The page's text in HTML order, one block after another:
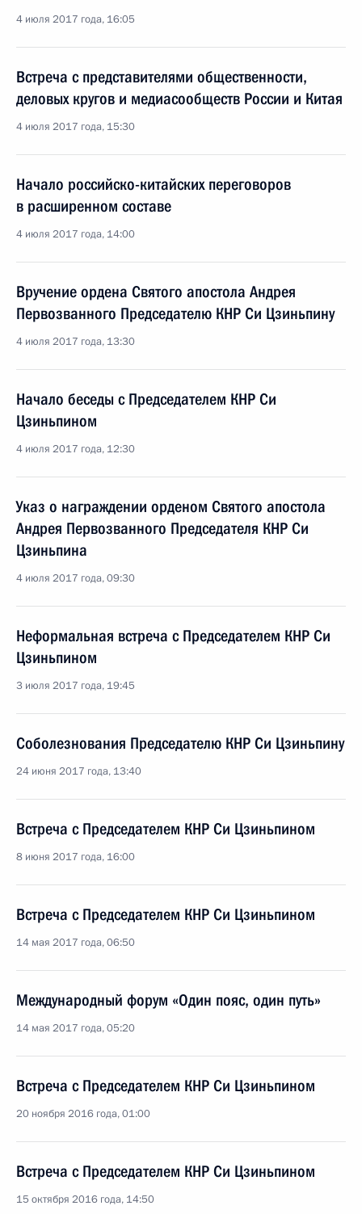
4 июля 2017 года, 16:05
Встреча с представителями общественности,
деловых кругов и медиасообществ России и Китая
4 июля 2017 года, 15:30
Начало российско-китайских переговоров
в расширенном составе
4 июля 2017 года, 14:00
Вручение ордена Святого апостола Андрея
Первозванного Председателю КНР Си Цзиньпину
4 июля 2017 года, 13:30
Начало беседы с Председателем КНР Си
Цзиньпином
4 июля 2017 года, 12:30
Указ о награждении орденом Святого апостола
Андрея Первозванного Председателя КНР Си
Цзиньпина
4 июля 2017 года, 09:30
Неформальная встреча с Председателем КНР Си
Цзиньпином
3 июля 2017 года, 19:45
Соболезнования Председателю КНР Си Цзиньпину
24 июня 2017 года, 13:40
Встреча с Председателем КНР Си Цзиньпином
8 июня 2017 года, 16:00
Встреча с Председателем КНР Си Цзиньпином
14 мая 2017 года, 06:50
Международный форум «Один пояс, один путь»
14 мая 2017 года, 05:20
Встреча с Председателем КНР Си Цзиньпином
20 ноября 2016 года, 01:00
Встреча с Председателем КНР Си Цзиньпином
15 октября 2016 года, 14:50